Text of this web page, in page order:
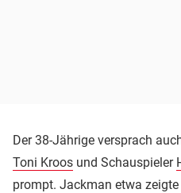
Der 38-Jährige versprach
Toni Kroos und Schauspieler
prompt. Jackman etwa